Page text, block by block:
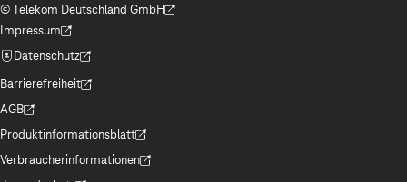
© Telekom Deutschland GmbH
(Der Link wird in einem neuen Tab geöffnet)
Impressum
(Der Link wird in einem neuen Tab geöffnet)
Datenschutz
(Der Link wird in einem neuen Tab geöffnet)
Barrierefreiheit
(Der Link wird in einem neuen Tab geöffnet)
AGB
(Der Link wird in einem neuen Tab geöffnet)
Produktinformationsblatt
(Der Link wird in einem neuen Tab geöffnet)
Verbraucherinformationen
(Der Link wird in einem neuen Tab geöffnet)